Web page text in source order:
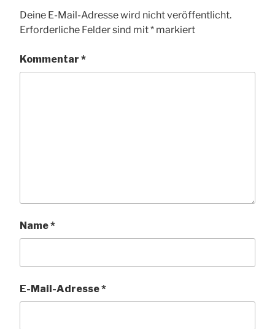
Deine E-Mail-Adresse wird nicht veröffentlicht.
Erforderliche Felder sind mit* markiert
Kommentar *
Name*
E-Mail-Adresse*